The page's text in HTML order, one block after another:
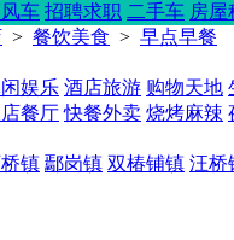
车 招聘求职 二手车 房屋
> 餐饮美食 > 早点早餐
娱乐 酒店旅游 购物天地
餐厅 快餐外卖 烧烤麻辣
桥镇 鄢岗镇 双椿铺镇 汪桥